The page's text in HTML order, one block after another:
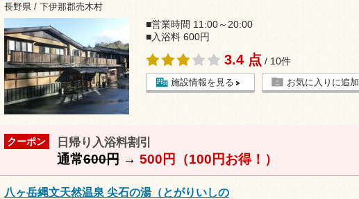
長野県 / 下伊那郡売木村
■営業時間 11:00～20:00
■入浴料 600円
3.4 点 / 10件
施設情報を見る お気に入りに追加
クーポン 日帰り入浴料割引
通常600円→ 500円（100円お得！）
八ヶ岳縄文天然温泉 尖石の湯（とがりいしの